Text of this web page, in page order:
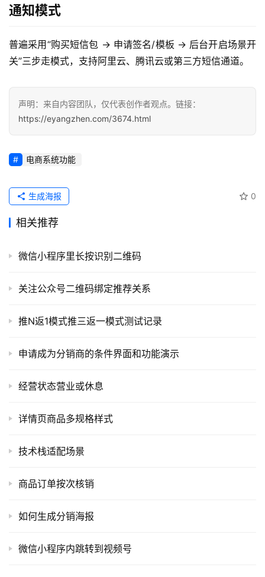
件
应
服
务
项
示
源
用
接
登录 注册
通知模式
普遍采用“购买短信包 → 申请签名/模板 → 后台开启场景开
关”三步走模式，支持阿里云、腾讯云或第三方短信通道。
声明：来自内容团队，仅代表创作者观点。链接：
https://eyangzhen.com/3674.html
电商系统功能
0
生成海报
相关推荐
微信小程序里长按识别二维码
关注公众号二维码绑定推荐关系
推N返1模式推三返一模式测试记录
申请成为分销商的条件界面和功能演示
经营状态营业或休息
详情页商品多规格样式
技术栈适配场景
商品订单按次核销
如何生成分销海报
微信小程序内跳转到视频号